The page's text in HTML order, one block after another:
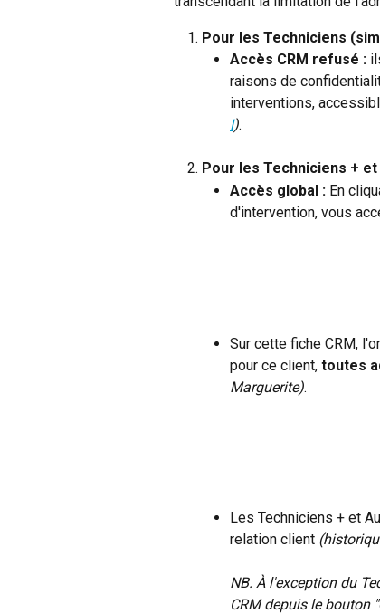
Pour les Techniciens
Accès CRM refusé :
raisons de
interventions,
I).
Pour les Techniciens +
Accès global : En
d'intervention, vous
Sur cette fiche CRM,
pour ce client, toutes
Marguerite).
Les Techniciens + et
relation client
NB. À l'exception du
CRM depuis le bouton "